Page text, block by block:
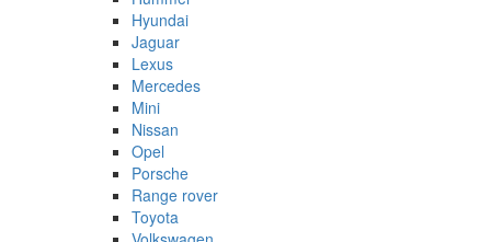
Hyundai
Jaguar
Lexus
Mercedes
Mini
Nissan
Opel
Porsche
Range rover
Toyota